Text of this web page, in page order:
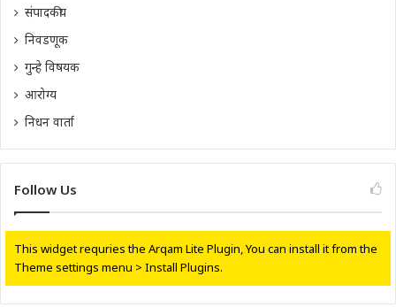
संपादकीय
निवडणूक
गुन्हे विषयक
आरोग्य
निधन वार्ता
Follow Us
This widget requries the Arqam Lite Plugin, You can install it from the
Theme settings menu > Install Plugins.